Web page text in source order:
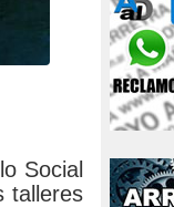
Social
talleres